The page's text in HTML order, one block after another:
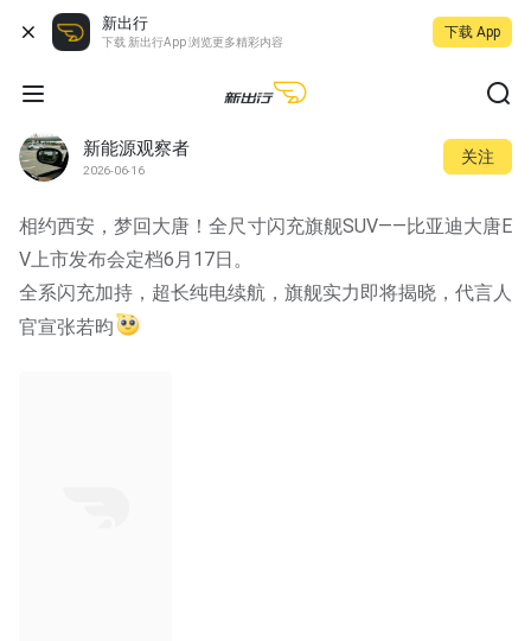
新出行
下载 新出行App 浏览更多精彩内容
下载 App
新能源观察者
2026-06-16
关注
相约西安，梦回大唐！全尺寸闪充旗舰SUV——比亚迪大唐E
V上市发布会定档6月17日。
全系闪充加持，超长纯电续航，旗舰实力即将揭晓，代言人
官宣张若昀